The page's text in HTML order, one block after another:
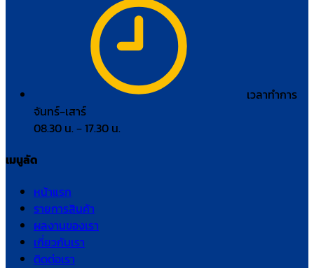
เวลาทำการ
จันทร์–เสาร์
08.30 น. – 17.30 น.
เมนูลัด
หน้าแรก
รายการสินค้า
ผลงานของเรา
เกี่ยวกับเรา
ติดต่อเรา